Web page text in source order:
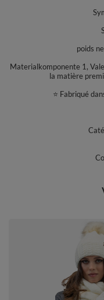
dimensions :
le dessus est fini par
L'ensemble sera parfait
set est fabriqué en fil
Composition : 80% laine,
poids
Materialkomponente 1,
la matière
⭐ Fabriqué